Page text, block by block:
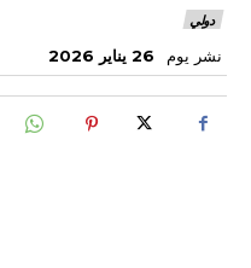
دولي
نشر يوم 26 يناير 2026